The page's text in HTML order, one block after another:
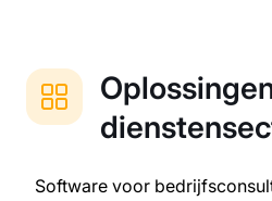
Software voor